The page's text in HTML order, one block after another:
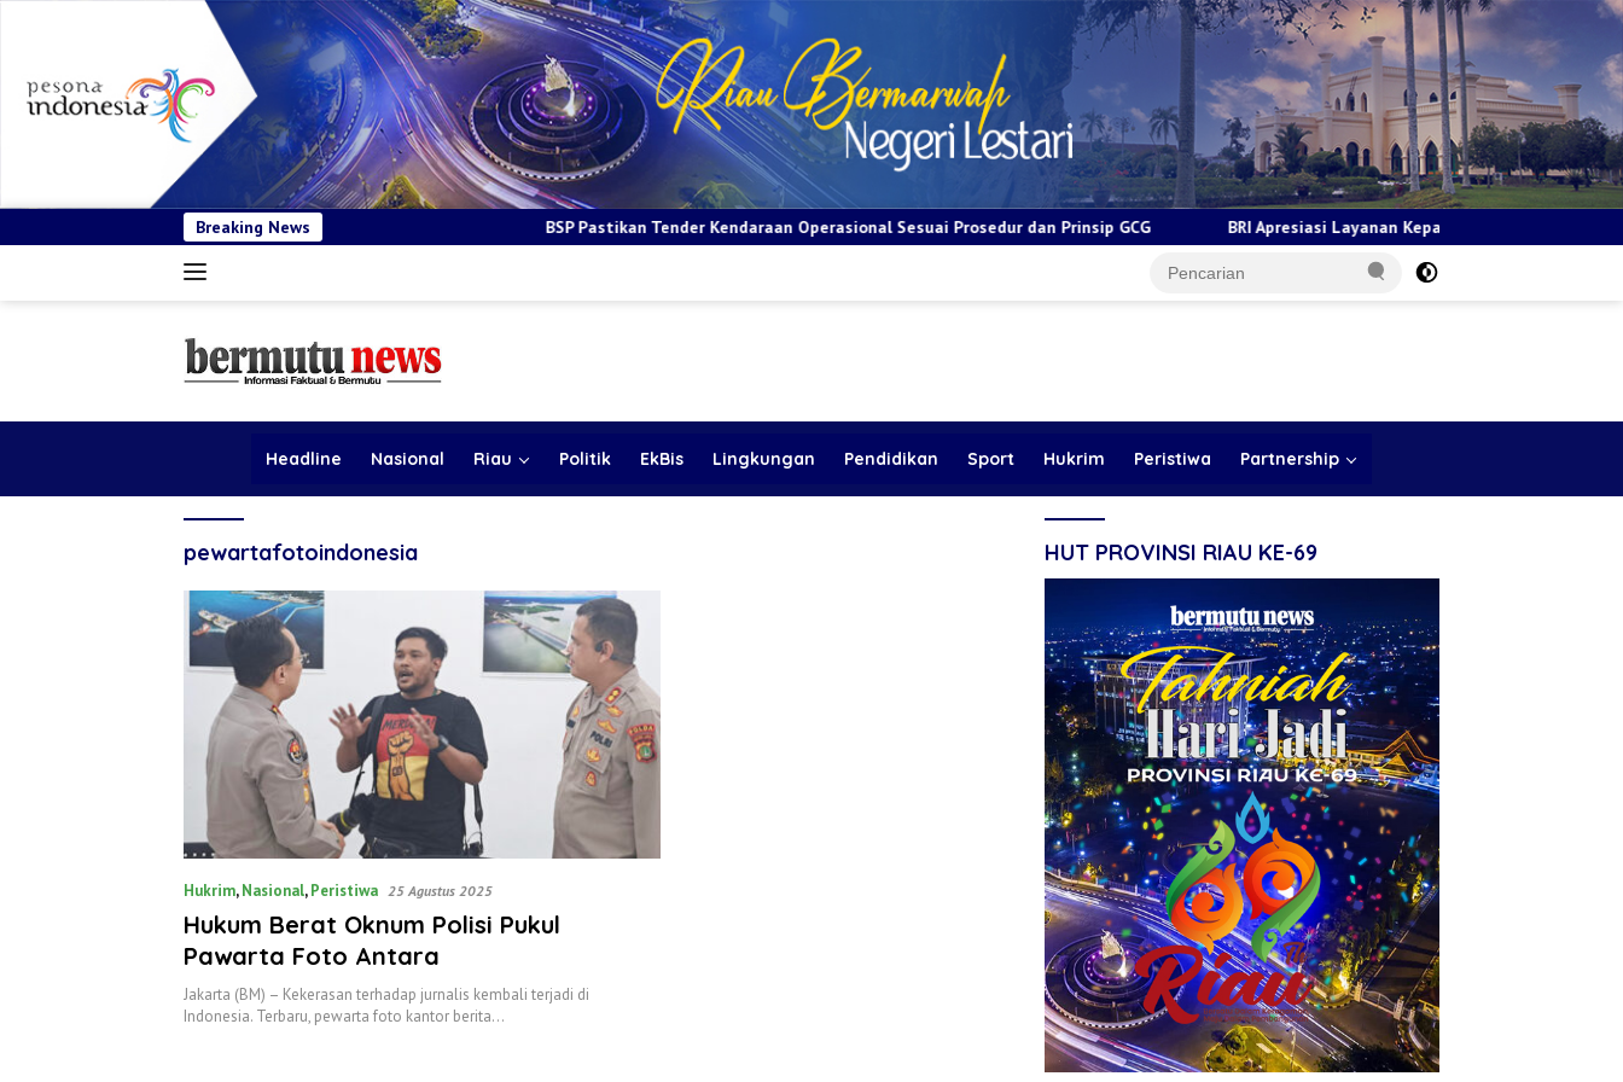
Breaking News BSP Pastikan Tender Kendaraan Operasional Sesuai Prosedur dan Prinsip GCG BRI Apresiasi Layanan Kepada Pensiunan Jadi Bukti Komitmen
Headline Nasional Riau Politik EkBis Lingkungan Pendidikan Sport Hukrim Peristiwa Partnership
pewartafotoindonesia
Hukrim,Nasional,Peristiwa 25 Agustus 2025
Hukum Berat Oknum Polisi Pukul
Pawarta Foto Antara
Jakarta (BM) – Kekerasan terhadap jurnalis kembali terjadi di
Indonesia. Terbaru, pewarta foto kantor berita…
HUT PROVINSI RIAU KE-69